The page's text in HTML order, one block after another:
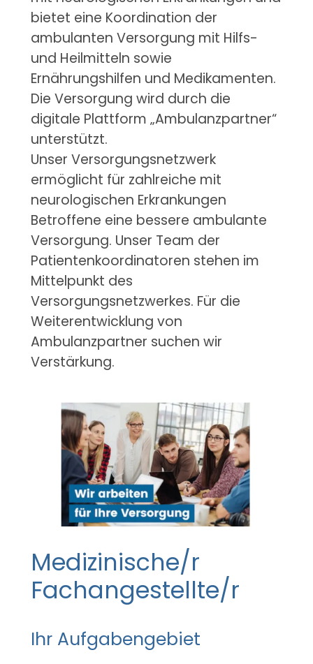
bietet eine Koordination der
ambulanten Versorgung mit Hilfs-
und Heilmitteln sowie
Ernährungshilfen und Medikamenten.
Die Versorgung wird durch die
digitale Plattform „Ambulanzpartner“
unterstützt.
Unser Versorgungsnetzwerk
ermöglicht für zahlreiche mit
neurologischen Erkrankungen
Betroffene eine bessere ambulante
Versorgung. Unser Team der
Patientenkoordinatoren stehen im
Mittelpunkt des
Versorgungsnetzwerkes. Für die
Weiterentwicklung von
Ambulanzpartner suchen wir
Verstärkung.
Medizinische/r
Fachangestellte/r
Ihr Aufgabengebiet